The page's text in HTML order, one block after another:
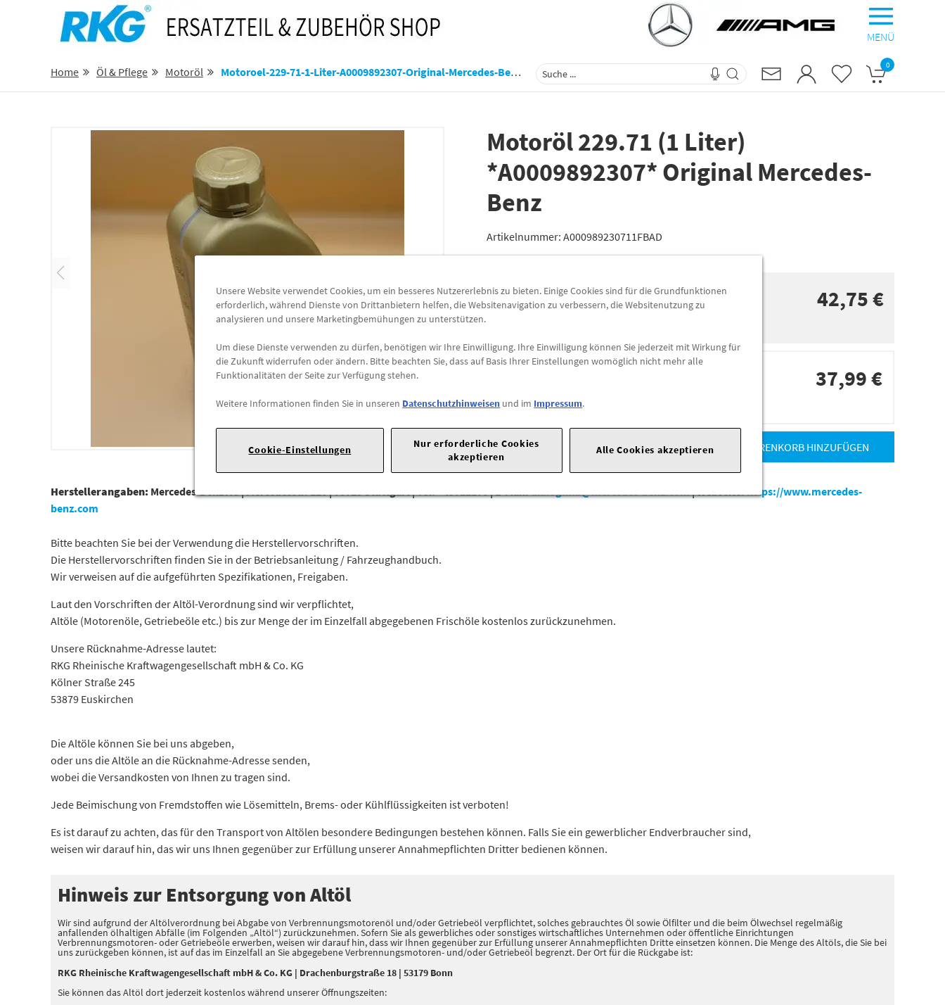
MENÜ
Home Öl & Pflege Motoröl Motoroel-229-71-1-Liter-A0009892307-Original-Mercedes-Benz-A000989230711fbad 0
Motoröl 229.71 (1 Liter)
*A0009892307* Original Mercedes-
Benz
Artikelnummer: A000989230711FBAD
Lieferung
Preis inkl.19%MwSt.
42,75 €
Abholbar andiesen Standorten
37,99 €
- ZUM WARENKORB HINZUFÜGEN
Herstellerangaben: Mercedes-Benz AG |Mercedesstr. 120 |70723 Stuttgart |Tel: +49711170 |E-Mail:dialog.mb@mercedes-benz.com|Webseite:https://www.mercedes-
benz.com
Bitte beachten Sie bei der Verwendung die Herstellervorschriften.
Die Herstellervorschriften finden Sie in der Betriebsanleitung / Fahrzeughandbuch.
Wir verweisen auf die aufgeführten Spezifikationen, Freigaben.
Laut den Vorschriften der Altöl-Verordnung sind wir verpflichtet,
Altöle (Motorenöle, Getriebeöle etc.) bis zur Menge der im Einzelfall abgegebenen Frischöle kostenlos zurückzunehmen.
Unsere Rücknahme-Adresse lautet:
RKG Rheinische Kraftwagengesellschaft mbH & Co. KG
Kölner Straße 245
53879 Euskirchen
Die Altöle können Sie bei uns abgeben,
oder uns die Altöle an die Rücknahme-Adresse senden,
wobei die Versandkosten von Ihnen zu tragen sind.
Jede Beimischung von Fremdstoffen wie Lösemitteln, Brems- oder Kühlflüssigkeiten ist verboten!
Es ist darauf zu achten, das für den Transport von Altölen besondere Bedingungen bestehen können. Falls Sie ein gewerblicher Endverbraucher sind,
weisen wir darauf hin, das wir uns Ihnen gegenüber zur Erfüllung unserer Annahmepflichten Dritter bedienen können.
Hinweis zur Entsorgung von Altöl
Wir sind aufgrund der Altölverordnung bei Abgabe von Verbrennungsmotorenöl und/oder Getriebeöl verpflichtet, solches gebrauchtes Öl sowie Ölfilter und die beim Ölwechsel regelmäßig
anfallenden ölhaltigen Abfälle (im Folgenden „Altöl“) zurückzunehmen. Sofern Sie als gewerbliches oder sonstiges wirtschaftliches Unternehmen oder öffentliche Einrichtungen
Verbrennungsmotoren- oder Getriebeöle erwerben, weisen wir darauf hin, dass wir Ihnen gegenüber zur Erfüllung unserer Annahmepflichten Dritte einsetzen können. Die Menge des Altöls, die Sie bei
uns zurückgeben können, ist auf das im Einzelfall an Sie abgegebene Verbrennungsmotoren- und/oder Getriebeöl begrenzt. Der Ort für die Rückgabe ist:
RKG Rheinische Kraftwagengesellschaft mbH & Co. KG | Drachenburgstraße 18 | 53179 Bonn
Sie können das Altöl dort jederzeit kostenlos während unserer Öffnungszeiten:
Unsere Website verwendet Cookies, um ein besseres Nutzererlebnis zu bieten. Einige Cookies sind für die Grundfunktionen
erforderlich, während Dienste von Drittanbietern helfen, die Websitenavigation zu verbessern, die Websitenutzung zu
analysieren und unsere Marketingbemühungen zu unterstützen.
Um diese Dienste verwenden zu dürfen, benötigen wir Ihre Einwilligung. Ihre Einwilligung können Sie jederzeit mit Wirkung für
die Zukunft widerrufen oder ändern. Bitte beachten Sie, dass auf Basis Ihrer Einstellungen womöglich nicht mehr alle
Funktionalitäten der Seite zur Verfügung stehen.
Weitere Informationen finden Sie in unseren Datenschutzhinweisen und im Impressum.
Cookie-Einstellungen
Nur erforderliche Cookies
akzeptieren
Alle Cookies akzeptieren